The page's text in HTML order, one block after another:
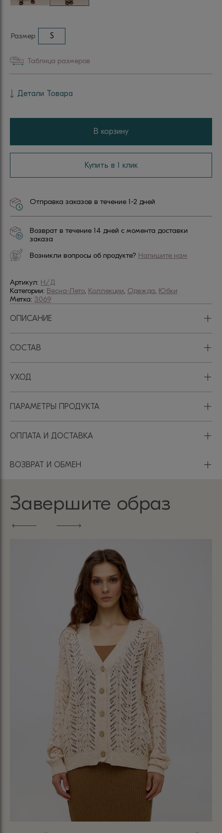
Размер S
Таблица размеров
Детали Товара
В корзину
Купить в 1 клик
Отправка заказов в течение 1-2 дней
Возврат в течение 14 дней с момента доставки
заказа
Возникли вопросы об продукте? Напишите нам
Артикул: Н/Д
Категории: Весна-Лето, Коллекции, Одежда, Юбки
Метка: 3069
ОПИСАНИЕ +
СОСТАВ +
УХОД +
ПАРАМЕТРЫ ПРОДУКТА +
ОПЛАТА И ДОСТАВКА +
ВОЗВРАТ И ОБМЕН +
Завершите образ